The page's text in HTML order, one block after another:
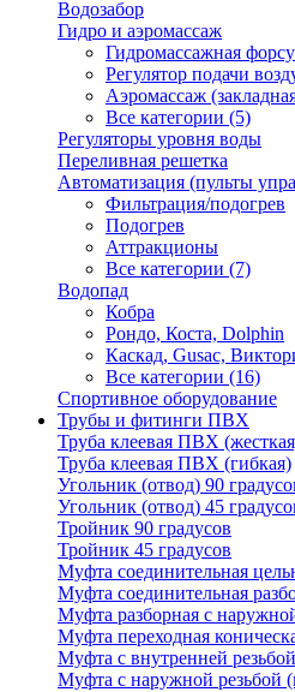
Водозабор
Гидро и аэромассаж
Гидромассажная
Регулятор подачи
Аэромассаж
Все категории (5)
Регуляторы уровня воды
Переливная решетка
Автоматизация (пульты
Фильтрация/подогрев
Подогрев
Аттракционы
Все категории (7)
Водопад
Кобра
Рондо, Коста, Dolphin
Каскад, Gusac,
Все категории (16)
Спортивное оборудование
Трубы и фитинги ПВХ
Труба клеевая ПВХ
Труба клеевая ПВХ (гибкая)
Угольник (отвод) 90
Угольник (отвод) 45
Тройник 90 градусов
Тройник 45 градусов
Муфта соединительная
Муфта соединительная
Муфта разборная с
Муфта переходная
Муфта с внутренней резьбой
Муфта с наружной резьбой